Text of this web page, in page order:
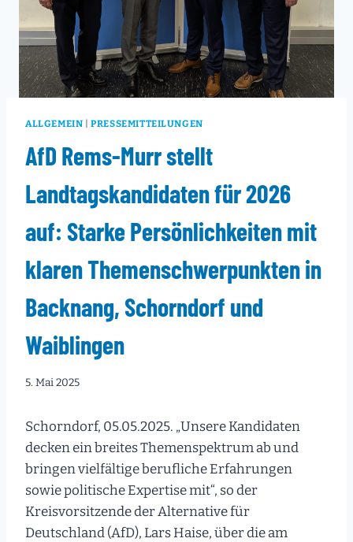
ALLGEMEIN |PRESSEMITTEILUNGEN
AfD Rems-Murr stellt
Landtagskandidaten für 2026
auf: Starke Persönlichkeiten mit
klaren Themenschwerpunkten in
Backnang, Schorndorf und
Waiblingen
5. Mai 2025
Schorndorf, 05.05.2025. „Unsere Kandidaten
decken ein breites Themenspektrum ab und
bringen vielfältige berufliche Erfahrungen
sowie politische Expertise mit“, so der
Kreisvorsitzende der Alternative für
Deutschland (AfD), Lars Haise, über die am